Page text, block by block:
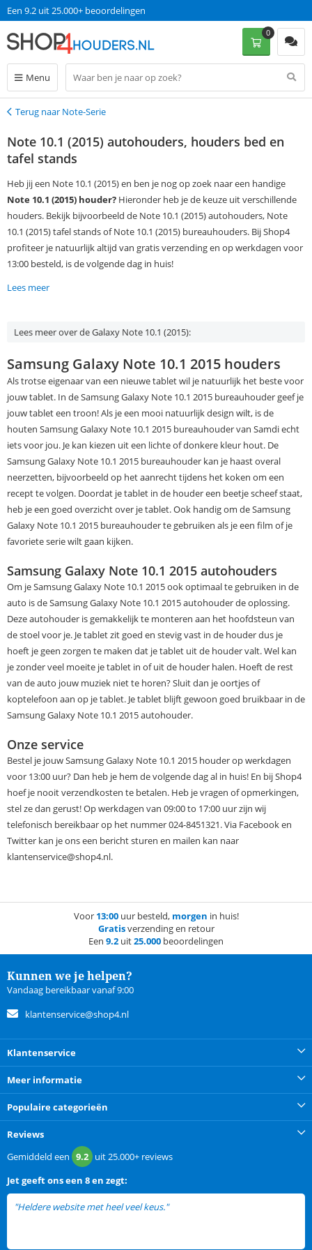
Een 9.2 uit 25.000+ beoordelingen
Menu
0
Terug
Terug naar Note-Serie
Note 10.1 (2015) autohouders, houders bed en
tafel stands
Heb jij een Note 10.1 (2015) en ben je nog op zoek naar een handige
Note 10.1 (2015) houder? Hieronder heb je de keuze uit verschillende
houders. Bekijk bijvoorbeeld de Note 10.1 (2015) autohouders, Note
10.1 (2015) tafel stands of Note 10.1 (2015) bureauhouders. Bij Shop4
profiteer je natuurlijk altijd van gratis verzending en op werkdagen voor
13:00 besteld, is de volgende dag in huis!
Lees meer
Lees meer over de Galaxy Note 10.1 (2015):
Samsung Galaxy Note 10.1 2015 houders
Als trotse eigenaar van een nieuwe tablet wil je natuurlijk het beste voor
jouw tablet. In de Samsung Galaxy Note 10.1 2015 bureauhouder geef je
jouw tablet een troon! Als je een mooi natuurlijk design wilt, is de
houten Samsung Galaxy Note 10.1 2015 bureauhouder van Samdi echt
iets voor jou. Je kan kiezen uit een lichte of donkere kleur hout. De
Samsung Galaxy Note 10.1 2015 bureauhouder kan je haast overal
neerzetten, bijvoorbeeld op het aanrecht tijdens het koken om een
recept te volgen. Doordat je tablet in de houder een beetje scheef staat,
heb je een goed overzicht over je tablet. Ook handig om de Samsung
Galaxy Note 10.1 2015 bureauhouder te gebruiken als je een film of je
favoriete serie wilt gaan kijken.
Samsung Galaxy Note 10.1 2015 autohouders
Om je Samsung Galaxy Note 10.1 2015 ook optimaal te gebruiken in de
auto is de Samsung Galaxy Note 10.1 2015 autohouder de oplossing.
Deze autohouder is gemakkelijk te monteren aan het hoofdsteun van
de stoel voor je. Je tablet zit goed en stevig vast in de houder dus je
hoeft je geen zorgen te maken dat je tablet uit de houder valt. Wel kan
je zonder veel moeite je tablet in of uit de houder halen. Hoeft de rest
van de auto jouw muziek niet te horen? Sluit dan je oortjes of
koptelefoon aan op je tablet. Je tablet blijft gewoon goed bruikbaar in de
Samsung Galaxy Note 10.1 2015 autohouder.
Onze service
Bestel je jouw Samsung Galaxy Note 10.1 2015 houder op werkdagen
voor 13:00 uur? Dan heb je hem de volgende dag al in huis! En bij Shop4
hoef je nooit verzendkosten te betalen. Heb je vragen of opmerkingen,
stel ze dan gerust! Op werkdagen van 09:00 to 17:00 uur zijn wij
telefonisch bereikbaar op het nummer 024-8451321. Via Facebook en
Twitter kan je ons een bericht sturen en mailen kan naar
klantenservice@shop4.nl.
Voor 13:00uur besteld, morgen in huis!
Gratisverzending en retour
Een 9.2 uit25.000 beoordelingen
Kunnen we je helpen?
Vandaag bereikbaar vanaf 9:00
klantenservice@shop4.nl
Klantenservice
Meer informatie
Populaire categorieën
Reviews
Gemiddeld een 9.2 uit25.000+ reviews
Jetgeeft ons een 8 en zegt:
"Heldere website met heel veel keus."